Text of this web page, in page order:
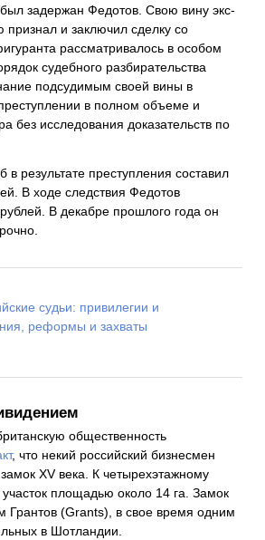
был задержан Федотов. Свою вину экс-
признал и заключил сделку со
рассматривалось в особом
судебного разбирательства
подсудимым своей вины в
в полном объеме и
без исследования доказательств по
результате преступления составил
В ходе следствия Федотов
В декабре прошлого года он
судьи: привилегии и
реформы и захваты
общественность
, что некий российский бизнесмен
XV века. К четырехэтажному
площадью около 14 га. Замок
Грантов (Grants), в свое время одним
в Шотландии.